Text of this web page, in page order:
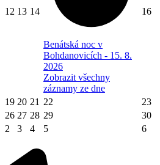
12 13 14
Benátská noc v
Bohdanovicích - 15. 8.
2026
Zobrazit všechny
záznamy ze dne
16
19 20 21 22
23
26 27 28 29
30
2 3 4 5 6